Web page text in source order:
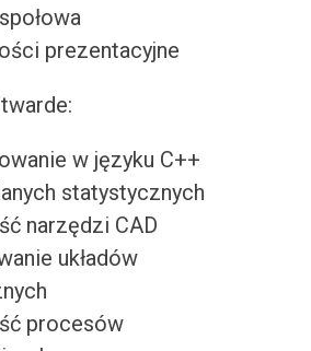
prezentacyjne
w języku C++
statystycznych
narzędzi CAD
układów
procesów